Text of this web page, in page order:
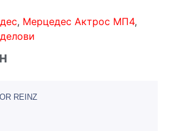
, Мерцедес Актрос МП4,
REINZ